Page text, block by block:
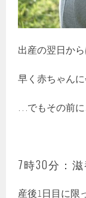
出産の翌日か
早く赤ちゃんに
…でもその前に
7時30分：
産後1日目に限